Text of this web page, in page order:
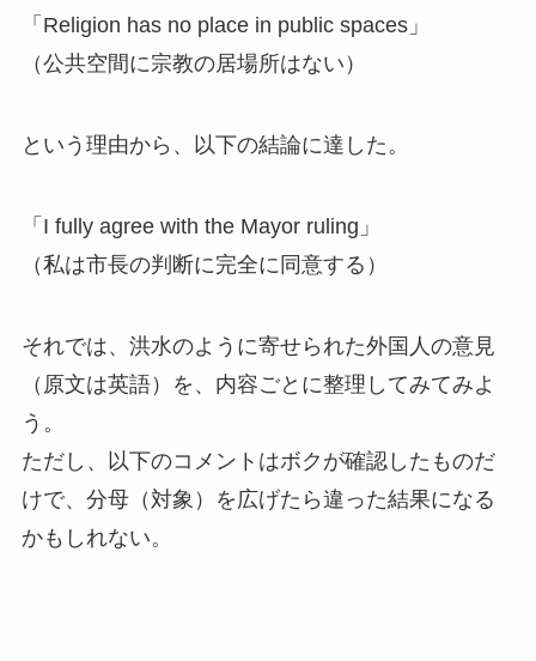
「Religion has no place in public spaces」
（公共空間に宗教の居場所はない）
という理由から、以下の結論に達した。
「I fully agree with the Mayor ruling」
（私は市長の判断に完全に同意する）
それでは、洪水のように寄せられた外国人の意見
（原文は英語）を、内容ごとに整理してみてみよ
う。
ただし、以下のコメントはボクが確認したものだ
けで、分母（対象）を広げたら違った結果になる
かもしれない。